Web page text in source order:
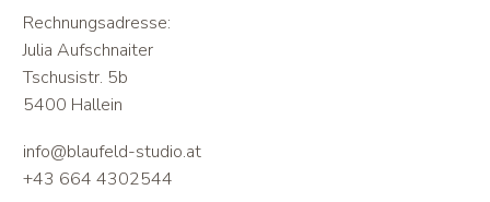
Rechnungsadresse:
Julia Aufschnaiter
Tschusistr. 5b
5400 Hallein
info@blaufeld-studio.at
+43 664 4302544